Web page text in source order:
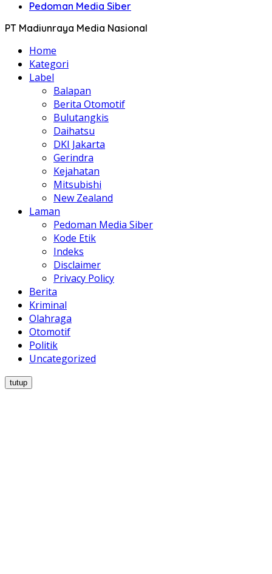
Pedoman Media Siber
PT Madiunraya Media Nasional
Home
Kategori
Label
Balapan
Berita Otomotif
Bulutangkis
Daihatsu
DKI Jakarta
Gerindra
Kejahatan
Mitsubishi
New Zealand
Laman
Pedoman Media Siber
Kode Etik
Indeks
Disclaimer
Privacy Policy
Berita
Kriminal
Olahraga
Otomotif
Politik
Uncategorized
tutup